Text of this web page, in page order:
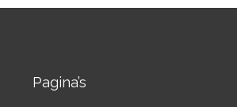
Pagina’s